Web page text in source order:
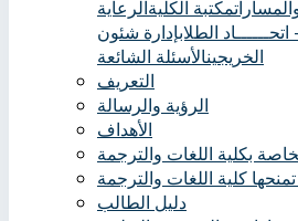
مكتبة الكليةالرعاية
الطلابإدارة شئون
الخريجينالأسئلة الشائعة
التعريف
الرؤية والرسالة
الأهداف
بكلية اللغات والترجمة
كلية اللغات والترجمة
دليل الطالب